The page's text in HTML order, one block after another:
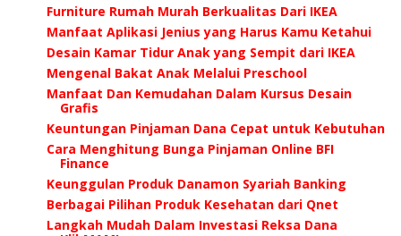
Furniture Rumah Murah Berkualitas Dari IKEA
Manfaat Aplikasi Jenius yang Harus Kamu Ketahui
Desain Kamar Tidur Anak yang Sempit dari IKEA
Mengenal Bakat Anak Melalui Preschool
Manfaat Dan Kemudahan Dalam Kursus Desain
Grafis
Keuntungan Pinjaman Dana Cepat untuk Kebutuhan
Cara Menghitung Bunga Pinjaman Online BFI
Finance
Keunggulan Produk Danamon Syariah Banking
Berbagai Pilihan Produk Kesehatan dari Qnet
Langkah Mudah Dalam Investasi Reksa Dana